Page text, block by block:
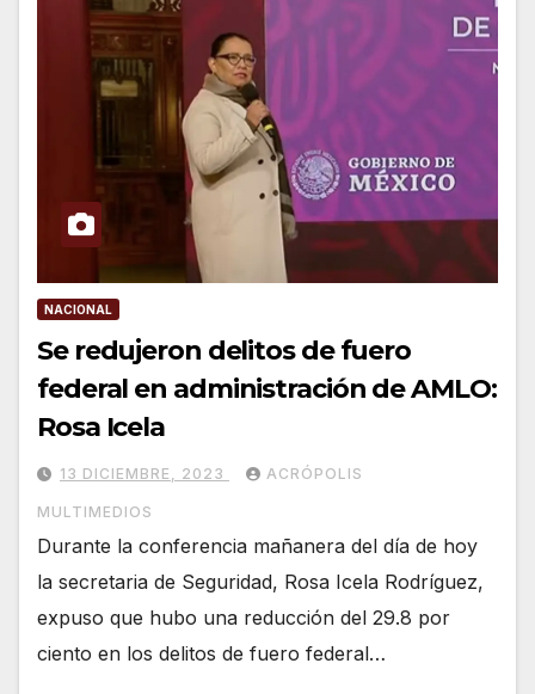
NACIONAL
Se redujeron delitos de fuero
federal en administración de AMLO:
Rosa Icela
13 DICIEMBRE, 2023 ACRÓPOLIS
MULTIMEDIOS
Durante la conferencia mañanera del día de hoy
la secretaria de Seguridad, Rosa Icela Rodríguez,
expuso que hubo una reducción del 29.8 por
ciento en los delitos de fuero federal…